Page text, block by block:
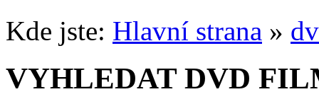
Kde jste: Hlavní strana »
VYHLEDAT DVD